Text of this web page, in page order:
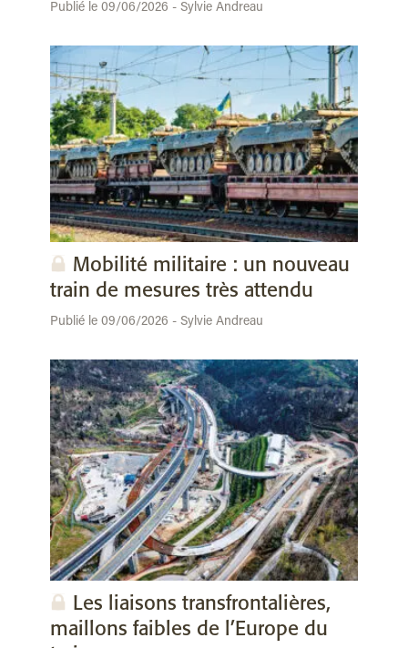
Publié le 09/06/2026 - Sylvie Andreau
Mobilité militaire : un nouveau
train de mesures très attendu
Publié le 09/06/2026 - Sylvie Andreau
Les liaisons transfrontalières,
maillons faibles de l’Europe du